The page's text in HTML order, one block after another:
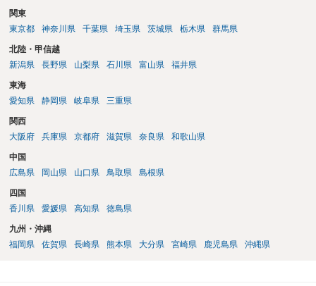
関東
東京都
神奈川県 千葉県 埼玉県 茨城県 栃木県 群馬県
北陸・甲信越
新潟県
長野県 山梨県 石川県 富山県 福井県
東海
愛知県
静岡県 岐阜県 三重県
関西
大阪府
兵庫県 京都府 滋賀県 奈良県 和歌山県
中国
広島県
岡山県 山口県 鳥取県 島根県
四国
香川県
愛媛県 高知県 徳島県
九州・沖縄
福岡県
佐賀県 長崎県 熊本県 大分県 宮崎県 鹿児島県 沖縄県